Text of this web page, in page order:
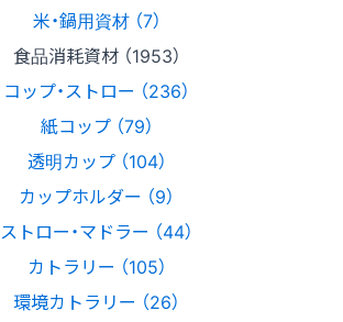
米・鍋用資材 （7）
食品消耗資材 （1953）
コップ・ストロー （236）
紙コップ （79）
透明カップ （104）
カップホルダー （9）
ストロー・マドラー （44）
カトラリー （105）
環境カトラリー （26）